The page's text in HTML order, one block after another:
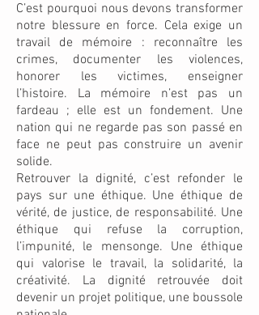
C’est pourquoi nous devons transformer
notre blessure en force. Cela exige un
travail de mémoire : reconnaître les
crimes, documenter les violences,
honorer les victimes, enseigner
l’histoire. La mémoire n’est pas un
fardeau ; elle est un fondement. Une
nation qui ne regarde pas son passé en
face ne peut pas construire un avenir
solide.
Retrouver la dignité, c’est refonder le
pays sur une éthique. Une éthique de
vérité, de justice, de responsabilité. Une
éthique qui refuse la corruption,
l’impunité, le mensonge. Une éthique
qui valorise le travail, la solidarité, la
créativité. La dignité retrouvée doit
devenir un projet politique, une boussole